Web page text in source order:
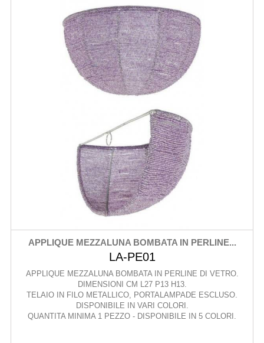
APPLIQUE MEZZALUNA BOMBATA IN PERLINE...
LA-PE01
APPLIQUE MEZZALUNA BOMBATA IN PERLINE DI VETRO.
DIMENSIONI CM L27 P13 H13.
TELAIO IN FILO METALLICO, PORTALAMPADE ESCLUSO.
DISPONIBILE IN VARI COLORI.
QUANTITA MINIMA 1 PEZZO - DISPONIBILE IN 5 COLORI.